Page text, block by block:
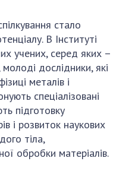
стало
В Інституті
учених, серед яких –
дослідники, які
металів і
спеціалізовані
підготовку
і розвиток наукових
тіла,
обробки матеріалів.